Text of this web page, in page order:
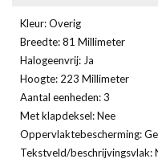
Kleur: Overig
Breedte: 81 Millimeter
Halogeenvrij: Ja
Hoogte: 223 Millimeter
Aantal eenheden: 3
Met klapdeksel: Nee
Oppervlaktebescherming:
Tekstveld/beschrijvingsvlak: